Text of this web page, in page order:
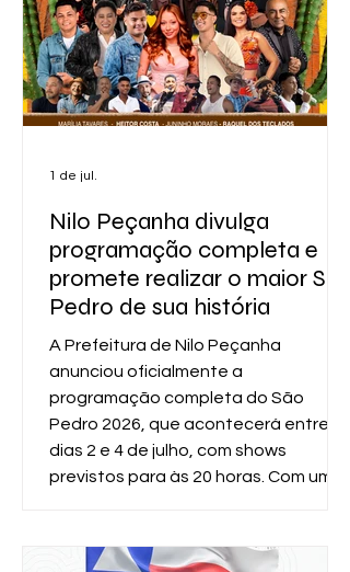
baiano. As atividades tiveram início
na noite do dia 1º de julho, com
Nilo Peçanha divulga
programação completa e
promete realizar o maior São
Pedro de sua história
A Prefeitura de Nilo Peçanha
anunciou oficialmente a
programação completa do São
Pedro 2026, que acontecerá entre os
dias 2 e 4 de julho, com shows
previstos para às 20 horas. Com uma
realizar o "São Pedro de Todos os
1 de jul.